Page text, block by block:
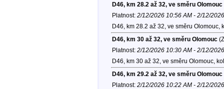
D46, km 28.2 až 32, ve směru Olomouc
Platnost: 2/12/2026 10:56 AM - 2/12/
D46, km 28.2 až 32, ve směru Olomouc,
D46, km 30 až 32, ve směru Olomouc
Platnost: 2/12/2026 10:30 AM - 2/12/
D46, km 30 až 32, ve směru Olomouc,
D46, km 29.2 až 32, ve směru Olomouc
Platnost: 2/12/2026 10:22 AM - 2/12/